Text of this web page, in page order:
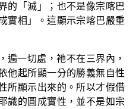
的「滅」；也不是像宗喀巴
實相」。這顯示宗喀巴嚴重
遍一切處，祂不在三界內，
他起所顯一分的勝義無自性
所顯示出來的。所以才假借
識的圓成實性，並不是如宗